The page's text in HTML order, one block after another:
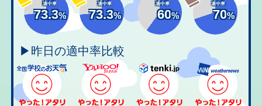
適中率
73.3%
適中率
73.3%
適中率
60%
適中率
70%
▶昨日の適中率比較